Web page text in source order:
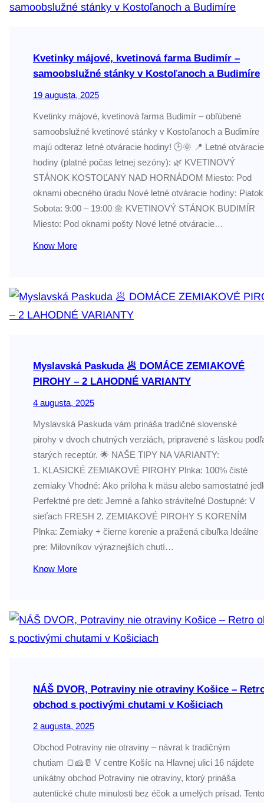
Kvetinky májové, kvetinová farma Budimír –
samoobslužné stánky v Kostoľanoch a Budimíre
19 augusta, 2025
Kvetinky májové, kvetinová farma Budimír – obľúbené
samoobslužné kvetinové stánky v Kostoľanoch a Budimíre
majú odteraz letné otváracie hodiny! 🕒🌞 📍 Letné otváracie
hodiny (platné počas letnej sezóny): 🌿 KVETINOVÝ
STÁNOK KOSTOĽANY NAD HORNÁDOM Miesto: Pod
oknami obecného úradu Nové letné otváracie hodiny:
Sobota: 9:00 – 19:00 🌼 KVETINOVÝ STÁNOK BUDIMÍR
Miesto: Pod oknami pošty Nové letné otváracie…
Know More
Myslavská Paskuda 🥟 DOMÁCE ZEMIAKOVÉ
PIROHY – 2 LAHODNÉ VARIANTY
4 augusta, 2025
Myslavská Paskuda vám prináša tradičné slovenské
pirohy v dvoch chutných verziách, pripravené s láskou
starých receptúr. 🌟 NAŠE TIPY NA VARIANTY:
1. KLASICKÉ ZEMIAKOVÉ PIROHY Plnka: 100% čisté
zemiaky Vhodné: Ako príloha k mäsu alebo samostatné
Perfektné pre deti: Jemné a ľahko stráviteľné Dostupné: V
sieťach FRESH 2. ZEMIAKOVÉ PIROHY S KORENÍM
Plnka: Zemiaky + čierne korenie a pražená cibuľka Ideálne
pre: Milovníkov výraznejších chutí…
Know More
NÁŠ DVOR, Potraviny nie otraviny Košice –
obchod s poctivými chutami v Košiciach
2 augusta, 2025
Obchod Potraviny nie otraviny – návrat k tradičným
chutiam 🍞🧀🥛 V centre Košíc na Hlavnej ulici 16 nájdete
unikátny obchod Potraviny nie otraviny, ktorý prináša
autentické chute minulosti bez éčok a umelých prísad. Tento